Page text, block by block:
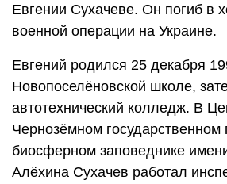
Евгении Сухачеве. Он погиб в
военной операции на Украине.
Евгений родился 25 декабря
Новопоселёновской школе,
автотехнический колледж. В
Чернозёмном
биосферном заповеднике
Алёхина Сухачев работал